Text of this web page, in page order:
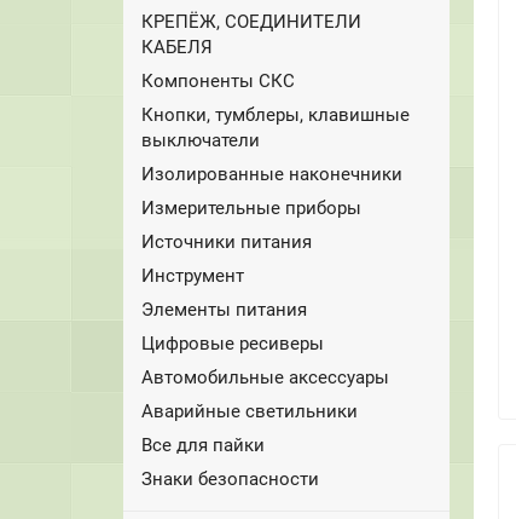
КРЕПЁЖ, СОЕДИНИТЕЛИ
КАБЕЛЯ
Компоненты СКС
Кнопки, тумблеры, клавишные
выключатели
Изолированные наконечники
Измерительные приборы
Источники питания
Инструмент
Элементы питания
Цифровые ресиверы
Автомобильные аксессуары
Аварийные светильники
Все для пайки
Знаки безопасности